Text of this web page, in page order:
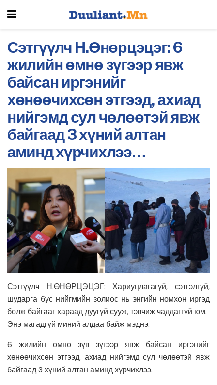
Сэтгүүлч Н.Өнөрцэцэг: 6
жилийн өмнө зүгээр явж
байсан иргэнийг
хөнөөчихсөн этгээд, ахиад
нийгэмд сул чөлөөтэй явж
байгаад 3 хүний алтан
аминд хүрчихлээ…
Сэтгүүлч Н.ӨНӨРЦЭЦЭГ: Хариуцлагагүй, сэтгэлгүй,
шударга бус нийгмийн золиос нь энгийн номхон иргэд
болж байгааг хараад дуугүй сууж, тэвчиж чаддаггүй юм.
Энэ магадгүй миний алдаа байж мэднэ.
6 жилийн өмнө зүв зүгээр явж байсан иргэнийг
хөнөөчихсөн этгээд, ахиад нийгэмд сул чөлөөтэй явж
байгаад 3 хүний алтан аминд хүрчихлээ.